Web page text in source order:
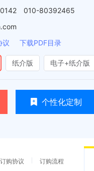
010-80392465
议 下载PDF目录
纸介版 电子+纸介版
个性化定制
购协议 订购流程